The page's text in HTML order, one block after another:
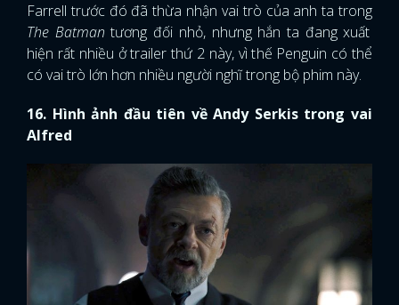
Farrell trước đó đã thừa nhận vai trò của anh ta trong
The Batman tương đối nhỏ, nhưng hắn ta đang xuất
hiện rất nhiều ở trailer thứ 2 này, vì thế Penguin có thể
có vai trò lớn hơn nhiều người nghĩ trong bộ phim này.
16. Hình ảnh đầu tiên về Andy Serkis trong vai
Alfred